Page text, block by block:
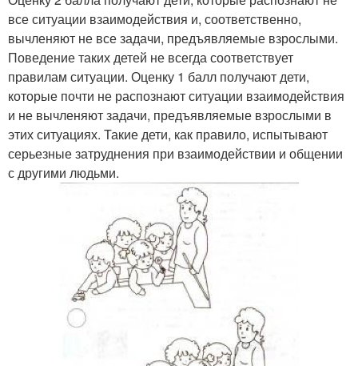
все ситуации взаимодействия и, соответственно,
вычленяют не все задачи, предъявляемые взрослыми.
Поведение таких детей не всегда соответствует
правилам ситуации. Оценку 1 балл получают дети,
которые почти не распознают ситуации взаимодействия
и не вычленяют задачи, предъявляемые взрослыми в
этих ситуациях. Такие дети, как правило, испытывают
серьезные затруднения при взаимодействии и общении
с другими людьми.